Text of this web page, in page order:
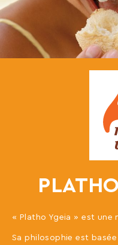
« Platho Ygeia » est
Sa philosophie est